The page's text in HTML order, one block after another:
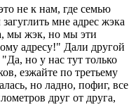
не к нам, где семью
мне адрес жэка
мы жэк, но мы эти
адресу!" Дали другой
но у нас тут только
езжайте по третьему
но ладно, пофиг, все
друг от друга,